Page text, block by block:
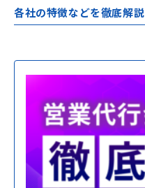
各社の特徴などを徹底解説